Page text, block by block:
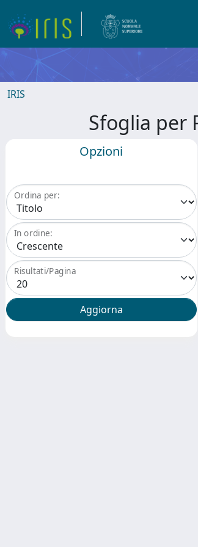
IRIS
Sfoglia per
Opzioni
Ordina per:
In ordine:
Risultati/Pagina